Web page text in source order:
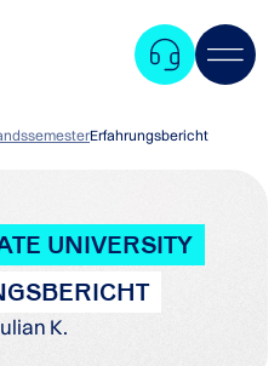
Erfahrungsbericht
UNIVERSITY
K.